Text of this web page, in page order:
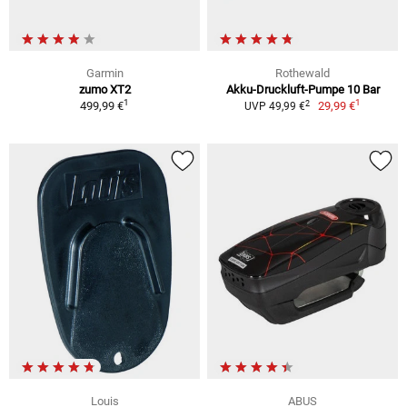
Garmin
zumo XT2
499,99 €1
Rothewald
Akku-Druckluft-Pumpe 10 Bar
UVP 49,99 €2 29,99 €1
Louis ABUS